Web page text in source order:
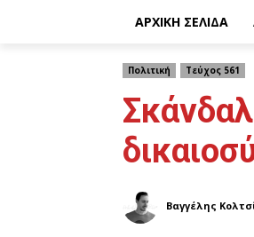
ΑΡΧΙΚΉ ΣΕΛΊΔΑ
Πολιτική Τεύχος 561
Βαγγέλης